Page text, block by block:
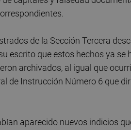
de la Sección Tercera
escrito que estos hechos ya se
archivados, al igual que
de Instrucción Número 6 que
aparecido nuevos indicios